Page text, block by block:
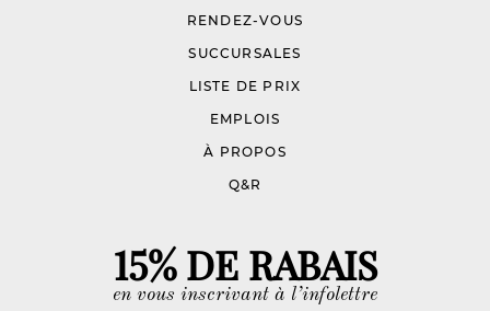
RENDEZ-VOUS
SUCCURSALES
LISTE DE PRIX
EMPLOIS
À PROPOS
Q&R
15% DE RABAIS
en vous inscrivant à l’infolettre